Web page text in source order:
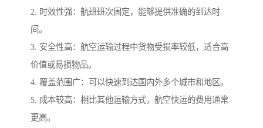
2. 时效性强：航班班次固定，能够提供准确的到达时
间。
3. 安全性高：航空运输过程中货物受损率较低，适合高
价值或易损物品。
4. 覆盖范围广：可以快速到达国内外多个城市和地区。
5. 成本较高：相比其他运输方式，航空快运的费用通常
更高。